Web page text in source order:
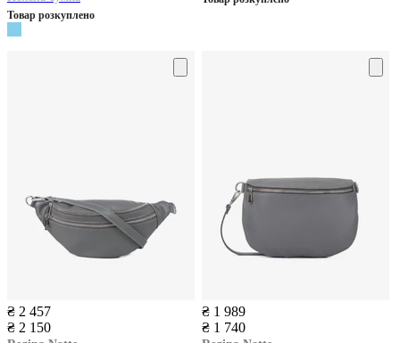
Товар розкуплено
₴ 2 457
₴ 2 150
₴ 1 989
₴ 1 740